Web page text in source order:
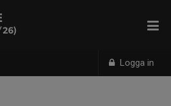
Logga in
26)